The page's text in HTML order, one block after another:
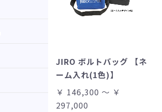
JIRO ボルトバッグ 【ネ
ーム入れ(1色)】
￥ 146,300 ～ ￥
297,000